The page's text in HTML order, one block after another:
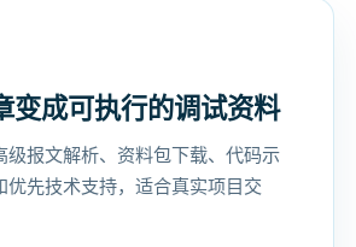
变成可执行的调试资料
级报文解析、资料包下载、代码示
优先技术支持，适合真实项目交